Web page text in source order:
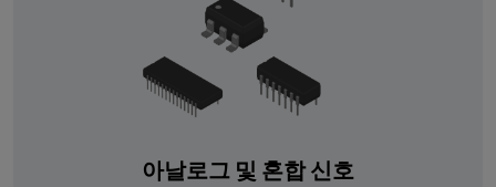
아날로그 및 혼합 신호